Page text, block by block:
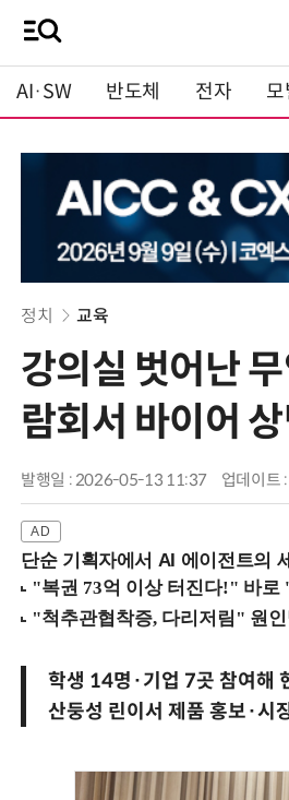
AI·SW 반도체 전자 모
정치 교육
강의실 벗어난
람회서 바이어
발행일 : 2026-05-13 11:37 업데이
단순 기획자에서 AI 에이전트의
학생 14명·기업 7곳 참여해
산둥성 린이서 제품 홍보·시